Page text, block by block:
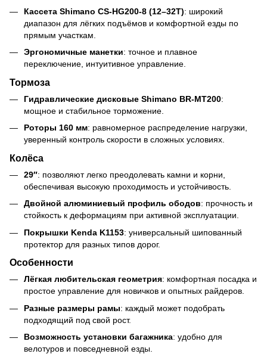
Кассета Shimano CS-HG200-8 (12–32T): широкий
диапазон для лёгких подъёмов и комфортной езды по
прямым участкам.
Эргономичные манетки: точное и плавное
переключение, интуитивное управление.
Тормоза
Гидравлические дисковые Shimano BR-MT200:
мощное и стабильное торможение.
Роторы 160 мм: равномерное распределение нагрузки,
уверенный контроль скорости в сложных условиях.
Колёса
29″: позволяют легко преодолевать камни и корни,
обеспечивая высокую проходимость и устойчивость.
Двойной алюминиевый профиль ободов: прочность и
стойкость к деформациям при активной эксплуатации.
Покрышки Kenda K1153: универсальный шипованный
протектор для разных типов дорог.
Особенности
Лёгкая любительская геометрия: комфортная посадка и
простое управление для новичков и опытных райдеров.
Разные размеры рамы: каждый может подобрать
подходящий под свой рост.
Возможность установки багажника: удобно для
велотуров и повседневной езды.